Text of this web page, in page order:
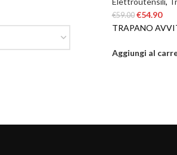
€59.00 €54.90
TRAPANO
Aggiungi al